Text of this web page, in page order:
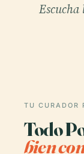
TU CURADOR
Todo
bien